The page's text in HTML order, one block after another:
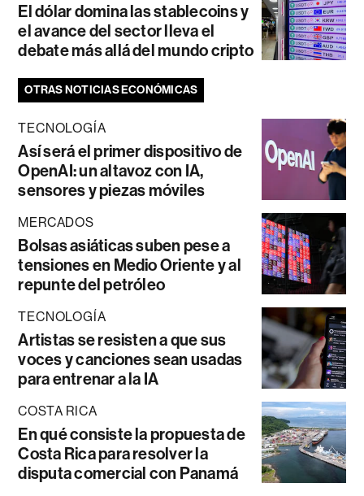
El dólar domina las stablecoins y
el avance del sector lleva el
debate más allá del mundo cripto
OTRAS NOTICIAS ECONÓMICAS
TECNOLOGÍA
Así será el primer dispositivo de
OpenAI: un altavoz con IA,
sensores y piezas móviles
MERCADOS
Bolsas asiáticas suben pese a
tensiones en Medio Oriente y al
repunte del petróleo
TECNOLOGÍA
Artistas se resisten a que sus
voces y canciones sean usadas
para entrenar a la IA
COSTA RICA
En qué consiste la propuesta de
Costa Rica para resolver la
disputa comercial con Panamá